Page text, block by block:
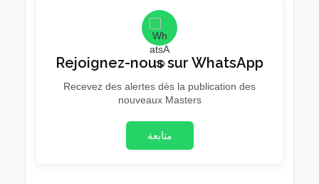
Rejoignez-nous sur WhatsApp
Recevez des alertes dès la publication des
nouveaux Masters
متابعة